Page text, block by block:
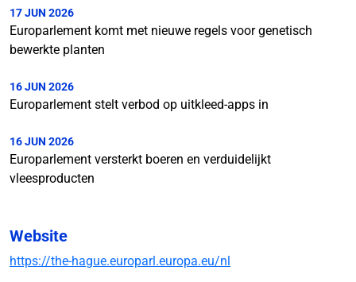
17 JUN 2026
Europarlement komt met nieuwe regels voor genetisch
bewerkte planten
16 JUN 2026
Europarlement stelt verbod op uitkleed-apps in
16 JUN 2026
Europarlement versterkt boeren en verduidelijkt
vleesproducten
Website
https://the-hague.europarl.europa.eu/nl